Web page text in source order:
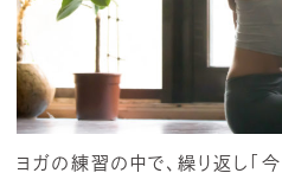
ヨガの練習の中で、繰り返し「